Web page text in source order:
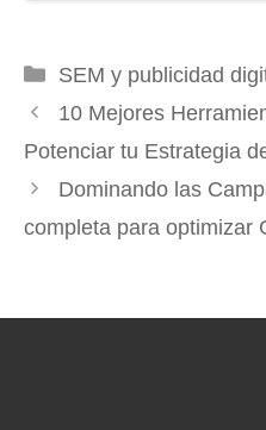
Categorías
SEM y publicidad
10 Mejores
Potenciar tu Estrategia
Dominando las
completa para optimizar